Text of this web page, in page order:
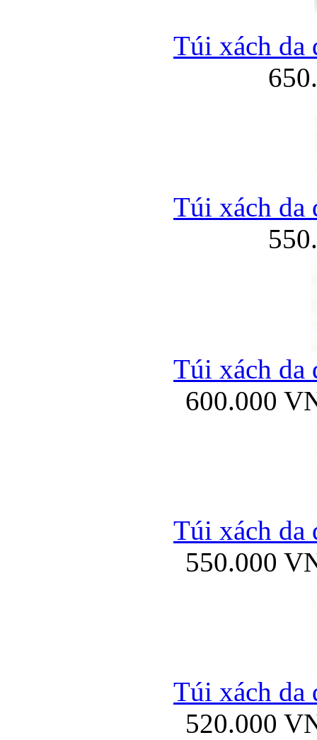
Túi xách da
Túi xách da
Túi xách da
600.000
Túi xách da
550.000
Túi xách da
520.000